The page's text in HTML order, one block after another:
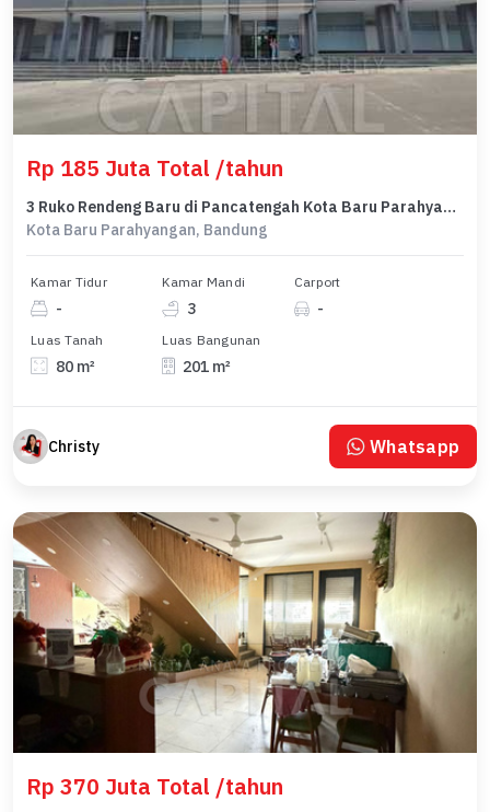
Rp 185 Juta Total /tahun
3 Ruko Rendeng Baru di Pancatengah Kota Baru Parahyangan
Kota Baru Parahyangan, Bandung
Kamar Tidur
-
Kamar Mandi
3
Carport
-
Luas Tanah
80 m²
Luas Bangunan
201 m²
Christy Whatsapp
Rp 370 Juta Total /tahun